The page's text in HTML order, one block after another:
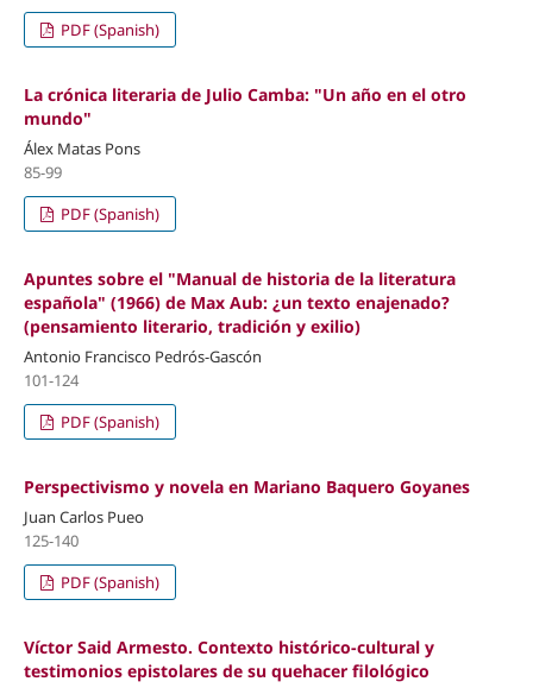
PDF (Spanish)
La crónica literaria de Julio Camba: "Un año en el otro
mundo"
Álex Matas Pons
85-99
PDF (Spanish)
Apuntes sobre el "Manual de historia de la literatura
española" (1966) de Max Aub: ¿un texto enajenado?
(pensamiento literario, tradición y exilio)
Antonio Francisco Pedrós-Gascón
101-124
PDF (Spanish)
Perspectivismo y novela en Mariano Baquero Goyanes
Juan Carlos Pueo
125-140
PDF (Spanish)
Víctor Said Armesto. Contexto histórico-cultural y
testimonios epistolares de su quehacer filológico